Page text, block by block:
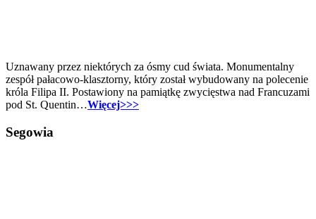
Uznawany przez niektórych za ósmy cud świata. Monumentalny
zespół pałacowo-klasztorny, który został wybudowany na polecenie
króla Filipa II. Postawiony na pamiątkę zwycięstwa nad Francuzami
pod St. Quentin…Więcej>>>
Segowia